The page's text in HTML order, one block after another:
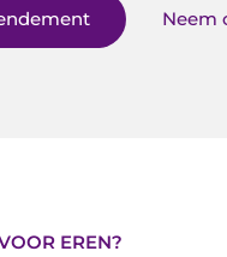
Neem
EREN?